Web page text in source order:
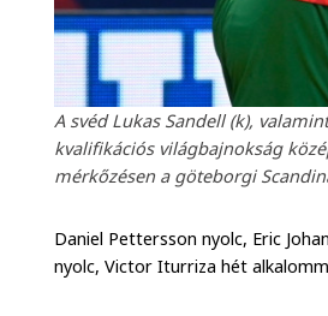
A svéd Lukas Sandell (k),
kvalifikációs világbajnokság
mérkőzésen a göteborgi
Daniel Pettersson nyolc, Eric
nyolc, Victor Iturriza hét